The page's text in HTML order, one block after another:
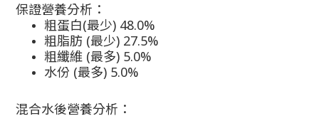
保證營養分析：
粗蛋白(最少) 48.0%
粗脂肪 (最少) 27.5%
粗纖維 (最多) 5.0%
水份 (最多) 5.0%
混合水後營養分析：